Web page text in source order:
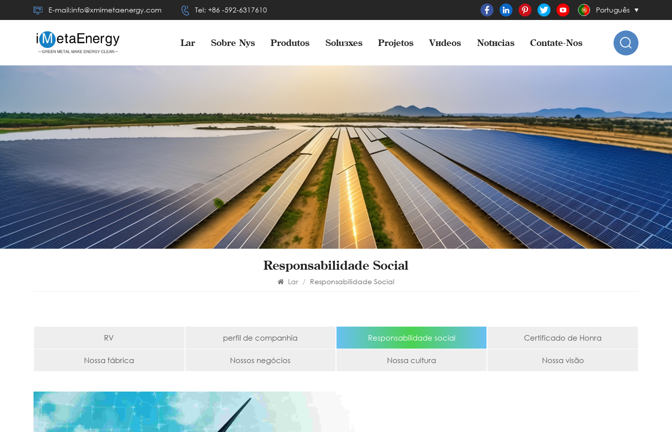
E-mail:info@xmimetaenergy.com Tel: +86 -592-6317610 Português
Lar Sobre Nós Produtos Soluções Projetos Vídeos Notícias Contate-Nos
Responsabilidade Social
Lar / Responsabilidade Social
RV perfil de companhia Responsabilidade social Certificado de Honra
Nossa fábrica Nossos negócios Nossa cultura Nossa visão